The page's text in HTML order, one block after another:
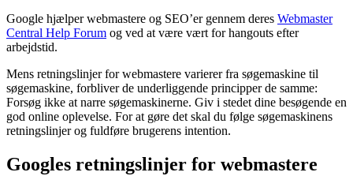
Google hjælper webmastere og SEO’er gennem deres Webmaster
Central Help Forum og ved at være vært for hangouts efter
arbejdstid.
Mens retningslinjer for webmastere varierer fra søgemaskine til
søgemaskine, forbliver de underliggende principper de samme:
Forsøg ikke at narre søgemaskinerne. Giv i stedet dine besøgende en
god online oplevelse. For at gøre det skal du følge søgemaskinens
retningslinjer og fuldføre brugerens intention.
Googles retningslinjer for webmastere